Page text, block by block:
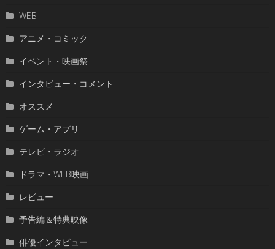
WEB
アニメ・コミック
イベント・映画祭
インタビュー・コメント
オススメ
ゲーム・アプリ
テレビ・ラジオ
ドラマ・WEB映画
レビュー
予告編＆特典映像
俳優インタビュー